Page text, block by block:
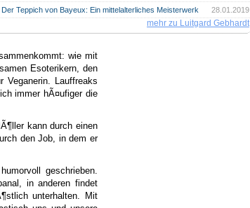
28.01.2019
Der Teppich von Bayeux: Ein mittelalterliches Meisterwerk
mehr zu Luitgard Gebhardt
wie mit
Esoterikern, den
Veganerin. Lauffreaks
immer hÃ¤ufiger die
kann durch einen
den Job, in dem er
geschrieben.
in anderen findet
unterhalten. Mit